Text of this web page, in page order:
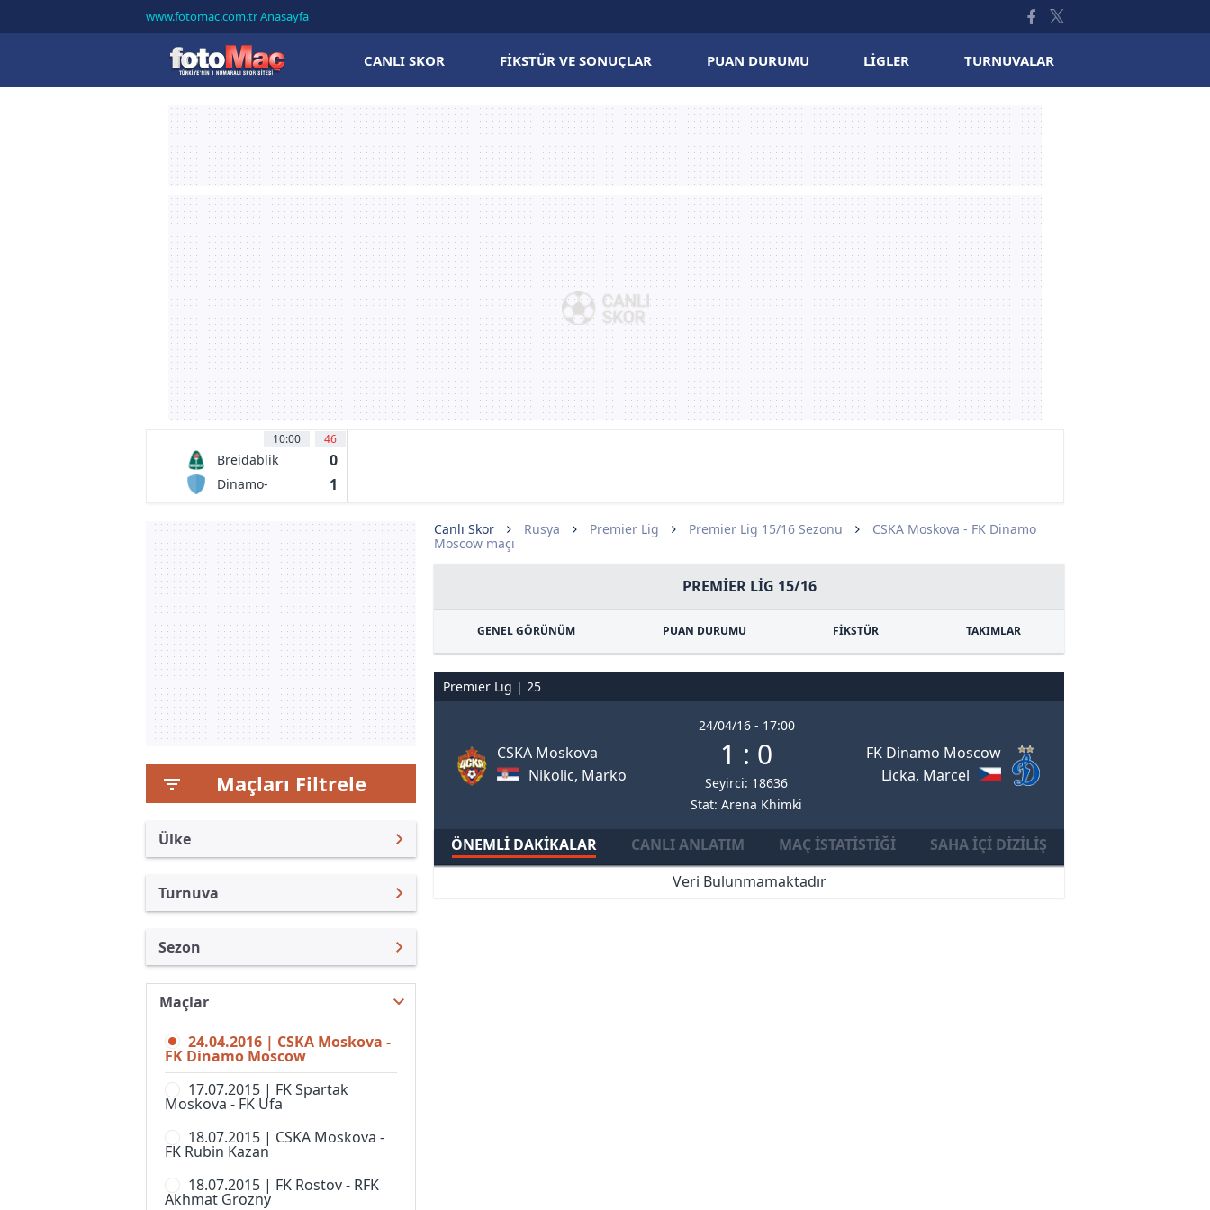
www.fotomac.com.tr Anasayfa
CANLI SKOR FIKSTÜR VE SONUÇLAR PUAN DURUMU LIGLER TURNUVALAR
10:00 46
Breidablik
Kopavogur
0
Dinamo-
1
Maçları Filtrele
Ülke
Rusya
Türkiye
Uluslararası
Uluslararası Kulüpler
Turkiye
İngiltere
Almanya Amatör
Fransa
Turnuva
Rusya Kupası
Süper Kupa
2. Liga, Division A
2. Liga, Division B, Grup 1
2. Liga, Division B, Grup 3
2. Liga, Division B, Grup 4
Sezon
Premier Lig 26/27
Premier Lig 25/26
Premier Lig 24/25
Premier Lig 23/24
Premier Lig 22/23
Premier Lig 21/22
Maçlar
24.04.2016 | CSKA Moskova -
FK Dinamo Moscow
17.07.2015 | FK Spartak
Moskova - FK Ufa
18.07.2015 | CSKA Moskova -
FK Rubin Kazan
18.07.2015 | FK Rostov - RFK
Akhmat Grozny
Canlı Skor Rusya Premier Lig Premier Lig 15/16 Sezonu
CSKA Moskova - FK Dinamo
Moscow maçı
PREMIER LIG 15/16
GENEL GÖRÜNÜM PUAN DURUMU FİKSTÜR TAKIMLAR
Premier Lig | 25
CSKA Moskova
Nikolic, Marko
24/04/16 - 17:00
1 : 0
Seyirci: 18636
Stat: Arena Khimki
FK Dinamo Moscow
Licka, Marcel
ÖNEMLI DAKIKALAR CANLI ANLATIM MAÇ İSTATISTIĞI
SAHA İÇI DIZILIŞ
Veri Bulunmamaktadır